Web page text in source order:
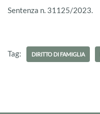
Sentenza n. 31125/2023.
Tag: DIRITTO DI FAMIGLIA